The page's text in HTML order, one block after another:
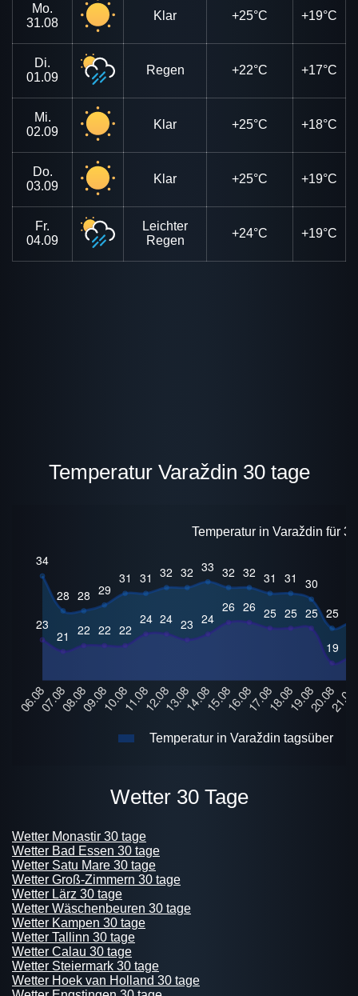
Mo.
31.08
Klar +25°C +19°C
Di.
01.09
Regen +22°C +17°C
Mi.
02.09
Klar +25°C +18°C
Do.
03.09
Klar +25°C +19°C
Fr.
04.09
Leichter
Regen
+24°C +19°C
Temperatur Varaždin 30 tage
Temperatur in Varaždin für
Temperatur in Varaždin tagsüber
Wetter 30 Tage
Wetter Monastir 30 tage
Wetter Bad Essen 30 tage
Wetter Satu Mare 30 tage
Wetter Groß-Zimmern 30 tage
Wetter Lärz 30 tage
Wetter Wäschenbeuren 30 tage
Wetter Kampen 30 tage
Wetter Tallinn 30 tage
Wetter Calau 30 tage
Wetter Steiermark 30 tage
Wetter Hoek van Holland 30 tage